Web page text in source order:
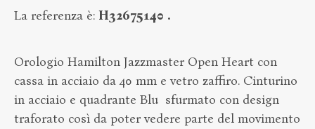
La referenza è: H32675140 .
Orologio Hamilton Jazzmaster Open Heart con
cassa in acciaio da 40 mm e vetro zaffiro. Cinturino
in acciaio e quadrante Blu sfurmato con design
traforato così da poter vedere parte del movimento